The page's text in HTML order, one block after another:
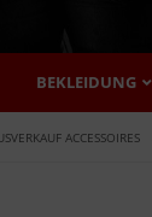
BEKLEIDUNG
ACCESSOIRES